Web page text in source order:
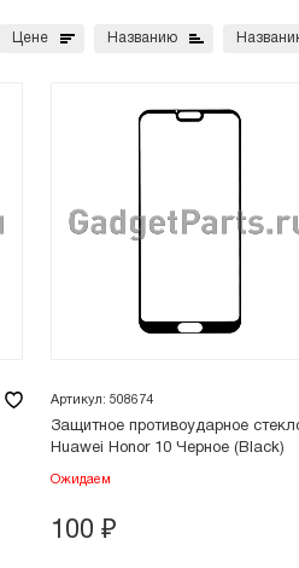
Цене Названию
Артикул: 508674
Защитное противоударное
Huawei Honor 10 Черное (Black)
Ожидаем
100 ₽